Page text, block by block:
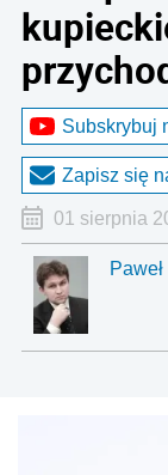
Subskrybuj
Zapisz się
01 sierpnia